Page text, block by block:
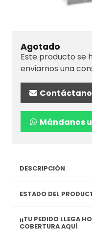
Agotado
Este producto se
enviarnos una
Mándanos
DESCRIPCIÓN
ESTADO DEL
¡¡TU PEDIDO LLEGA HOY!! VER
COBERTURA AQUÍ